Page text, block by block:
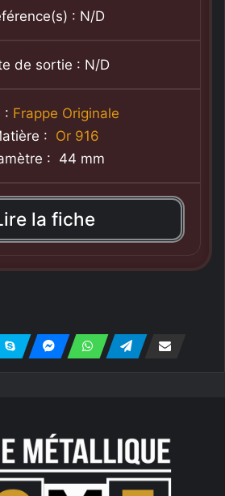
: N/D
de sortie : N/D
: Frappe Originale
: Or 916
: 44 mm
la fiche